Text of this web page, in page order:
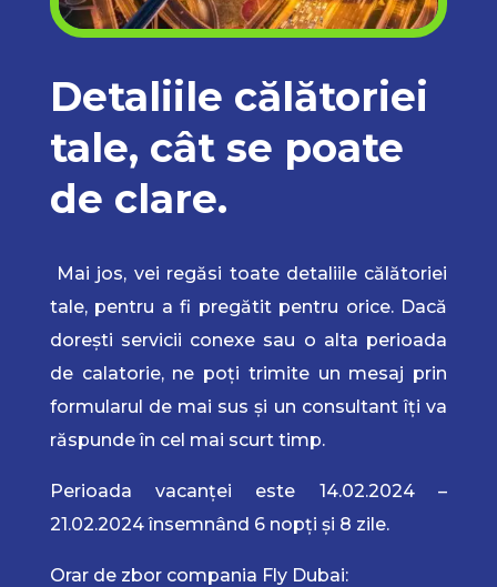
Detaliile călătoriei
tale, cât se poate
de clare.
Mai jos, vei regăsi toate detaliile călătoriei
tale, pentru a fi pregătit pentru orice. Dacă
dorești servicii conexe sau o alta perioada
de calatorie, ne poți trimite un mesaj prin
formularul de mai sus și un consultant îți va
răspunde în cel mai scurt timp.
Perioada vacanței este 14.02.2024 –
21.02.2024 însemnând 6 nopți și 8 zile.
Orar de zbor compania Fly Dubai: